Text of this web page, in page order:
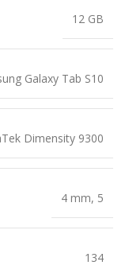
12 GB
Galaxy Tab S10
Dimensity 9300
4 mm, 5
134